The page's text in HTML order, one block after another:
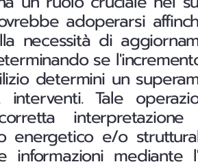
adoperarsi
necessità di
se
determini un
Tale
energetico e/o
mediante